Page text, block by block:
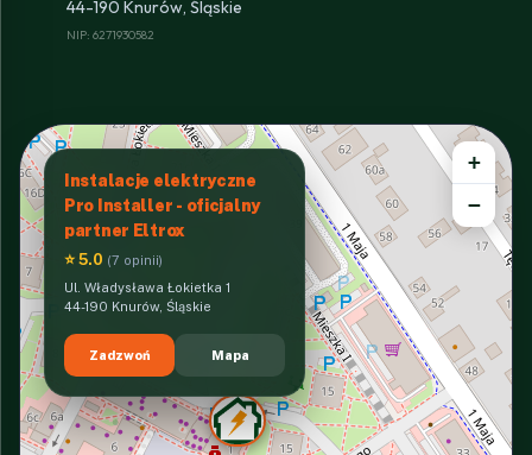
44-190 Knurów, Śląskie
NIP: 6271930582
Instalacje elektryczne
Pro Installer - oficjalny
partner Eltrox
⭐ 5.0 (7 opinii)
Ul. Władysława Łokietka 1
44-190 Knurów, Śląskie
Zadzwoń Mapa
+
−